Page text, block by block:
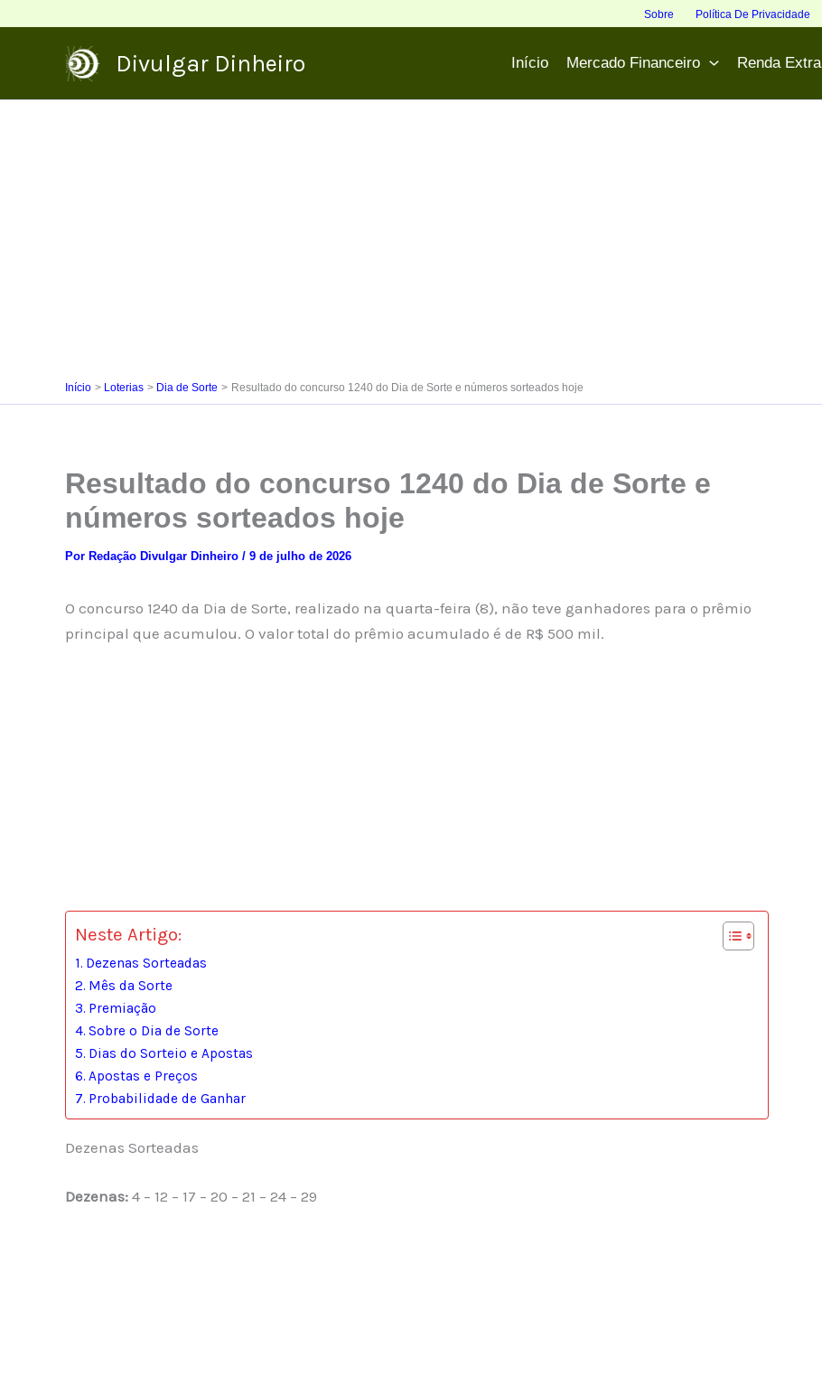
Sobre Política De Privacidade
Divulgar Dinheiro Início Mercado Financeiro Renda Extra
Início Loterias Dia de Sorte Resultado do concurso 1240 do Dia de Sorte e números sorteados hoje
Resultado do concurso 1240 do Dia de Sorte e
números sorteados hoje
Por Redação Divulgar Dinheiro / 9 de julho de 2026
O concurso 1240 da Dia de Sorte, realizado na quarta-feira (8), não teve ganhadores para o prêmio
principal que acumulou. O valor total do prêmio acumulado é de R$ 500 mil.
Neste Artigo:
Dezenas Sorteadas
Mês da Sorte
Premiação
Sobre o Dia de Sorte
Dias do Sorteio e Apostas
Apostas e Preços
Probabilidade de Ganhar
Dezenas Sorteadas
Dezenas: 4 – 12 – 17 – 20 – 21 – 24 – 29